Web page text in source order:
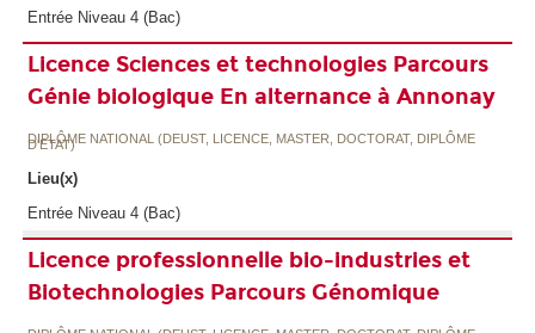
Entrée Niveau 4 (Bac)
Licence Sciences et technologies Parcours
Génie biologique En alternance à Annonay
DIPLÔME NATIONAL (DEUST, LICENCE, MASTER, DOCTORAT, DIPLÔME
D'ETAT)
Lieu(x)
Entrée Niveau 4 (Bac)
Licence professionnelle bio-industries et
Biotechnologies Parcours Génomique